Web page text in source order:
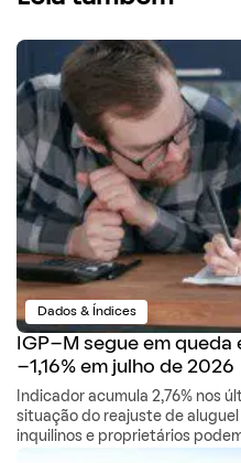
Dados & Índices
IGP-M segue em queda
-1,16% em julho de 2026
Indicador acumula 2,76% nos
situação do reajuste de
inquilinos e proprietários